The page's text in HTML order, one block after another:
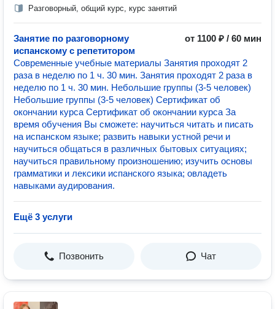
Разговорный, общий курс, курс занятий
Занятие по разговорному
испанскому с репетитором
от 1100 ₽ / 60 мин
Современные учебные материалы Занятия проходят 2
раза в неделю по 1 ч. 30 мин. Занятия проходят 2 раза в
неделю по 1 ч. 30 мин. Небольшие группы (3-5 человек)
Небольшие группы (3-5 человек) Сертификат об
окончании курса Сертификат об окончании курса За
время обучения Вы сможете: научиться читать и писать
на испанском языке; развить навыки устной речи и
научиться общаться в различных бытовых ситуациях;
научиться правильному произношению; изучить основы
грамматики и лексики испанского языка; овладеть
навыками аудирования.
Ещё 3 услуги
Позвонить Чат